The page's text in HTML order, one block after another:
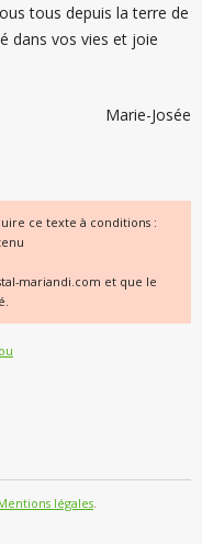
tous depuis la terre de
dans vos vies et joie
Marie-Josée
ce texte à conditions :
mariandi.com et que le
légales